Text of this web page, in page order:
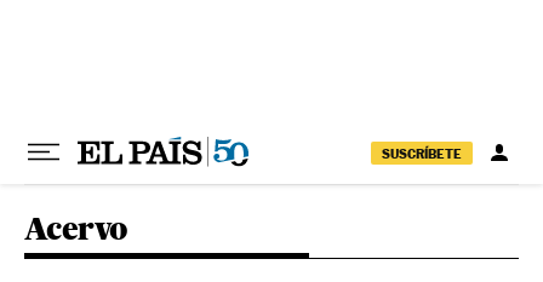
SUSCRÍBETE
Acervo